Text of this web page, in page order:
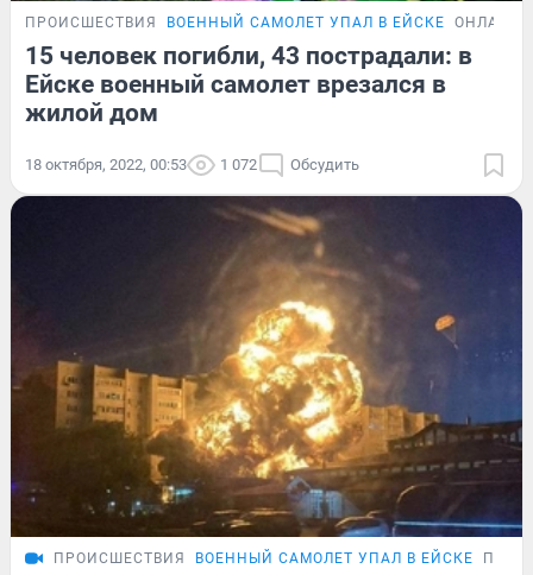
ПРОИСШЕСТВИЯ ВОЕННЫЙ САМОЛЕТ УПАЛ В ЕЙСКЕ ОНЛАЙН-
15 человек погибли, 43 пострадали: в
Ейске военный самолет врезался в
жилой дом
18 октября, 2022, 00:53 1 072 Обсудить
ПРОИСШЕСТВИЯ ВОЕННЫЙ САМОЛЕТ УПАЛ В ЕЙСКЕ